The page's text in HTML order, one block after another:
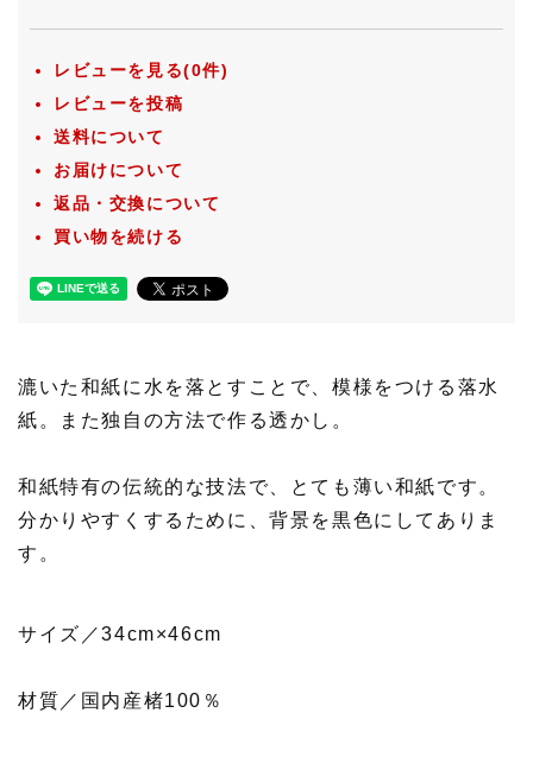
レビューを見る(0件)
レビューを投稿
送料について
お届けについて
返品・交換について
買い物を続ける
漉いた和紙に水を落とすことで、模様をつける落水
紙。また独自の方法で作る透かし。
和紙特有の伝統的な技法で、とても薄い和紙です。
分かりやすくするために、背景を黒色にしてありま
す。
サイズ／34cm×46cm
材質／国内産楮100％